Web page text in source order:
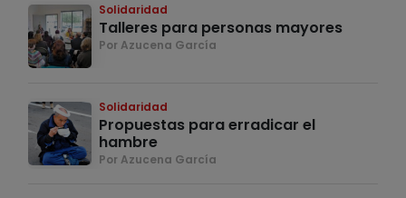
Solidaridad
Talleres para personas mayores
Por Azucena García
Solidaridad
Propuestas para erradicar el
hambre
Por Azucena García